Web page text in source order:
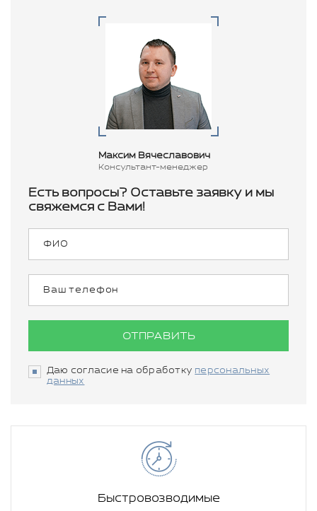
Максим Вячеславович
Консультант-менеджер
Есть вопросы? Оставьте заявку и мы
свяжемся с Вами!
ОТПРАВИТЬ
Даю согласие на обработку персональных
данных
Быстровозводимые